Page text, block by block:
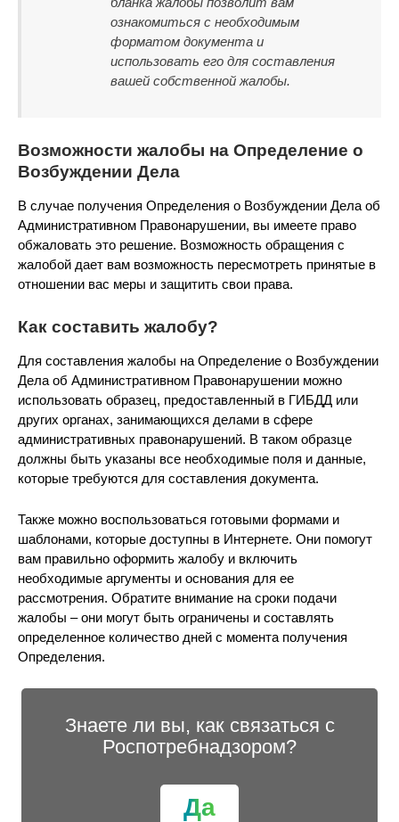
ознакомиться с необходимым
форматом документа и
использовать его для составления
вашей собственной жалобы.
Возможности жалобы на Определение о
Возбуждении Дела
В случае получения Определения о Возбуждении Дела об
Административном Правонарушении, вы имеете право
обжаловать это решение. Возможность обращения с
жалобой дает вам возможность пересмотреть принятые в
отношении вас меры и защитить свои права.
Как составить жалобу?
Для составления жалобы на Определение о Возбуждении
Дела об Административном Правонарушении можно
использовать образец, предоставленный в ГИБДД или
других органах, занимающихся делами в сфере
административных правонарушений. В таком образце
должны быть указаны все необходимые поля и данные,
которые требуются для составления документа.
Также можно воспользоваться готовыми формами и
шаблонами, которые доступны в Интернете. Они помогут
вам правильно оформить жалобу и включить
необходимые аргументы и основания для ее
рассмотрения. Обратите внимание на сроки подачи
жалобы – они могут быть ограничены и составлять
определенное количество дней с момента получения
Определения.
Знаете ли вы, как связаться с
Роспотребнадзором?
Да